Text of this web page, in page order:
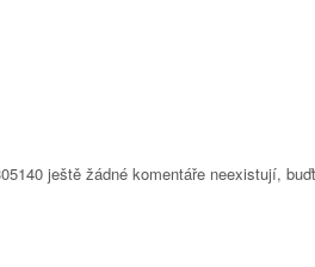
ještě žádné komentáře neexistují,